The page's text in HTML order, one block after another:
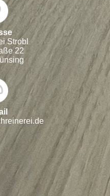
Strobl
22